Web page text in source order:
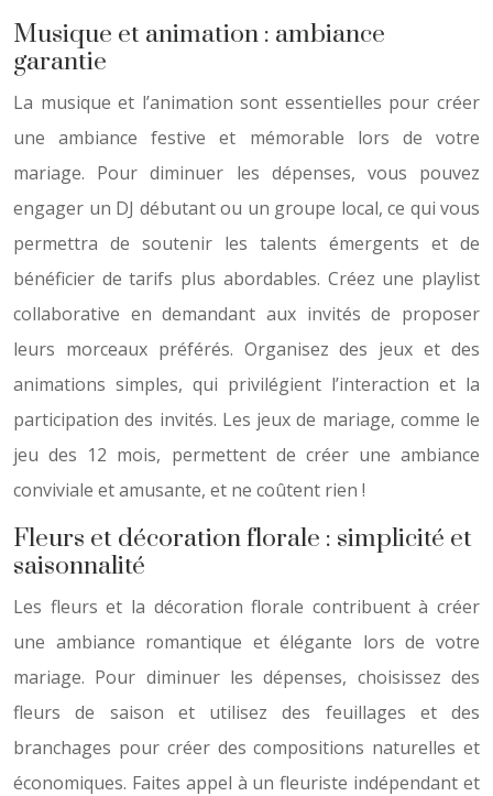
Musique et animation : ambiance
garantie
La musique et l’animation sont essentielles pour créer
une ambiance festive et mémorable lors de votre
mariage. Pour diminuer les dépenses, vous pouvez
engager un DJ débutant ou un groupe local, ce qui vous
permettra de soutenir les talents émergents et de
bénéficier de tarifs plus abordables. Créez une playlist
collaborative en demandant aux invités de proposer
leurs morceaux préférés. Organisez des jeux et des
animations simples, qui privilégient l’interaction et la
participation des invités. Les jeux de mariage, comme le
jeu des 12 mois, permettent de créer une ambiance
conviviale et amusante, et ne coûtent rien !
Fleurs et décoration florale : simplicité et
saisonnalité
Les fleurs et la décoration florale contribuent à créer
une ambiance romantique et élégante lors de votre
mariage. Pour diminuer les dépenses, choisissez des
fleurs de saison et utilisez des feuillages et des
branchages pour créer des compositions naturelles et
économiques. Faites appel à un fleuriste indépendant et